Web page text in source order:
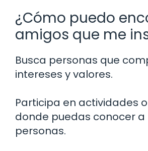
¿Cómo puedo
amigos que me
Busca personas que
intereses y valores.
Participa en actividades
donde puedas conocer a
personas.